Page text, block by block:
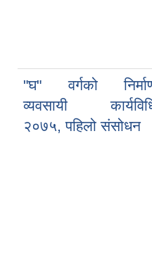
"घ" वर्गको
व्यवसायी
२०७५, पहिलो संसोधन